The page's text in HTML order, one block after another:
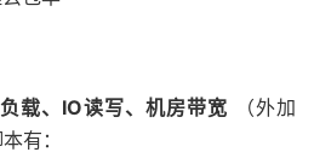
载、IO读写、机房带宽 （外加
有：